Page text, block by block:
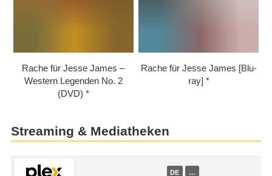
Rache für Jesse James –
Western Legenden No. 2
(DVD)
Rache für Jesse James [Blu-
ray]
Streaming & Mediatheken
DE …